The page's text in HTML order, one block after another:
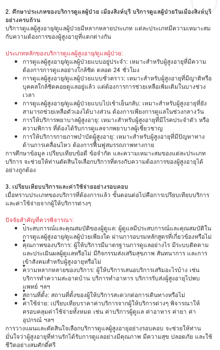
2. ศึกษาประเภทของบริการดูแลผู้ป่วย เมืองสิงห์บุรี บริการดูแลผู้ป่วยในเมืองสิงห์บุรี
อย่างครบถ้วน
บริการดูแลผู้สูงอายุ/ดูแลผู้ป่วยมีหลากหลายประเภท แต่ละประเภทมีความเหมาะสม
กับความต้องการของผู้สูงอายุที่แตกต่างกัน
ประเภทหลักของบริการดูแลผู้สูงอายุ/ดูแลผู้ป่วย:
การดูแลผู้สูงอายุ/ดูแลผู้ป่วยแบบอยู่ประจำ: เหมาะสำหรับผู้สูงอายุที่มีความ
ต้องการการดูแลอย่างใกล้ชิด ตลอด 24 ชั่วโมง
การดูแลผู้สูงอายุ/ดูแลผู้ป่วยแบบชั่วคราว: เหมาะสำหรับผู้สูงอายุที่มีญาติหรือ
บุคคลใกล้ชิดคอยดูแลอยู่แล้ว แต่ต้องการการช่วยเหลือเพิ่มเติมในบางช่วง
เวลา
การดูแลผู้สูงอายุ/ดูแลผู้ป่วยแบบไปเช้าเย็นกลับ: เหมาะสำหรับผู้สูงอายุที่ยัง
สามารถช่วยเหลือตัวเองได้บางส่วน ต้องการเพียงการดูแลในช่วงกลางวัน
การให้บริการพยาบาลผู้สูงอายุ: เหมาะสำหรับผู้สูงอายุที่มีโรคประจำตัว หรือ
ความพิการ ที่ต้องได้รับการดูแลจากพยาบาลผู้เชี่ยวชาญ
การให้บริการกายภาพบำบัดผู้สูงอายุ: เหมาะสำหรับผู้สูงอายุที่มีปัญหาทาง
ด้านการเคลื่อนไหว ต้องการฟื้นฟูสมรรถภาพทางกาย
การศึกษาข้อมูล เปรียบเทียบข้อดี ข้อจำกัด และความเหมาะสมของแต่ละประเภท
บริการ จะช่วยให้ท่านตัดสินใจเลือกบริการที่ตรงกับความต้องการของผู้สูงอายุได้
อย่างถูกต้อง
3. เปรียบเทียบบริการและค่าใช้จ่ายอย่างรอบคอบ
เมื่อทราบประเภทของบริการที่ต้องการแล้ว ขั้นตอนต่อไปคือการเปรียบเทียบบริการ
และค่าใช้จ่ายจากผู้ให้บริการต่างๆ
ปัจจัยสำคัญที่ควรพิจารณา:
•
ประสบการณ์และคุณสมบัติของผู้ดูแล: ผู้ดูแลมีประสบการณ์และคุณสมบัติใน
การดูแลผู้สูงอายุ/ดูแลผู้ป่วยเพียงใด ผ่านการอบรมหลักสูตรที่เกี่ยวข้องหรือไม่
•
คุณภาพของบริการ: ผู้ให้บริการมีมาตรฐานการดูแลอย่างไร มีระบบติดตาม
และประเมินผลผู้ดูแลหรือไม่ มีกิจกรรมส่งเสริมสุขภาพ สันทนาการ และการ
เข้าสังคมสำหรับผู้สูงอายุหรือไม่
•
ความหลากหลายของบริการ: ผู้ให้บริการเสนอบริการเสริมอะไรบ้าง เช่น
บริการทำความสะอาดบ้าน บริการทำอาหาร บริการรับส่งผู้สูงอายุไปพบ
แพทย์ ฯลฯ
•
สถานที่ตั้ง: สถานที่ตั้งของผู้ให้บริการสะดวกต่อการเดินทางหรือไม่
•
ค่าใช้จ่าย: เปรียบเทียบราคาค่าบริการจากผู้ให้บริการต่างๆ พิจารณาให้
ครอบคลุมค่าใช้จ่ายทั้งหมด เช่น ค่าบริการผู้ดูแล ค่าอาหาร ค่ายา ค่า
อุปกรณ์ ฯลฯ
การวางแผนและตัดสินใจเลือกบริการดูแลผู้สูงอายุอย่างรอบคอบ จะช่วยให้ท่าน
มั่นใจว่าผู้สูงอายุที่ท่านรักได้รับการดูแลอย่างมีคุณภาพ มีความสุข ปลอดภัย และใช้
ชีวิตอย่างสมศักดิ์ศรี